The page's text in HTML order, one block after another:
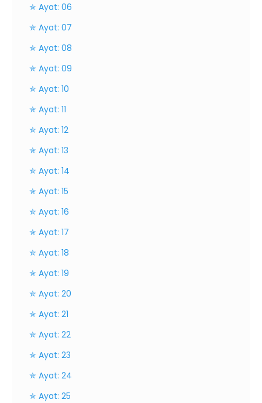
✯ Ayat: 06
✯ Ayat: 07
✯ Ayat: 08
✯ Ayat: 09
✯ Ayat: 10
✯ Ayat: 11
✯ Ayat: 12
✯ Ayat: 13
✯ Ayat: 14
✯ Ayat: 15
✯ Ayat: 16
✯ Ayat: 17
✯ Ayat: 18
✯ Ayat: 19
✯ Ayat: 20
✯ Ayat: 21
✯ Ayat: 22
✯ Ayat: 23
✯ Ayat: 24
✯ Ayat: 25